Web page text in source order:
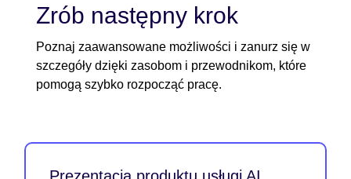
Zrób następny krok
Poznaj zaawansowane możliwości i zanurz się w
szczegóły dzięki zasobom i przewodnikom, które
pomogą szybko rozpocząć pracę.